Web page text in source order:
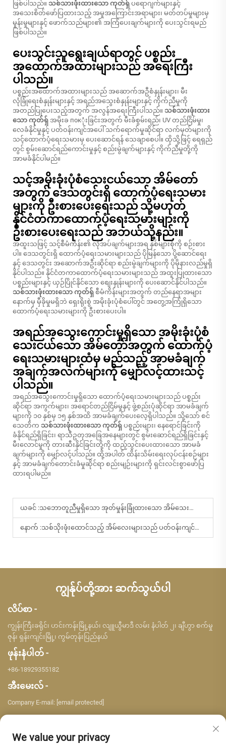
ဖြစ်ပါသည်။ သစ်သားဖုံးထားသော ကုတ်ရှ် ပရောဂျက်များနှင့်
အသေးစိတ်ဖော်ပြထားသည့် အမှုအကြောင်းအရာများ၊ မတ်တပ်မှုများမှ
မှုန်းမှုများနှင့် ဖောက်သည်များ၏ အကြံပေးချက်များကို ပေးသွင်းရမည်
ဖြစ်ပါသည်။
ပေးသွင်းသူရွေးချယ်ရာတွင် ပစ္စည်း
အထောက်အထားများသည် အရေးကြီး
ပါသည်။
ပစ္စည်းအထောက်အထားများသည် အဆောက်အဦစံနှုန်းများ၊ မီး
လုံခြုံရေးစံနှုန်းများနှင့် အရည်အသွေးစံနှုန်းများနှင့် ကိုက်ညီမှုကို
အတည်ပြုပေးသည့်အတွက် အလွန်အရေးကြီးပါသည်။ သစ်သားဖုံးထား
သော ကုတ်ရှ် အမိုးခ покုံးခြင်းအတွက် မီးခံစွမ်းရည်၊ UV တည်ငြိမ်မှု၊
လေခံနိုင်မှုနှင့် ပတ်ဝန်းကျင်အပေါ် သက်ရောက်မှုဆိုင်ရာ လက်မှတ်များကို
သင့်ထောက်ပံ့ရေးသမားမှ ပေးဆောင်ရန် သေချာစေပါ။ ထိုသို့ဖြင့် ရေရှည်
တွင် စွမ်းဆောင်ရည်ကောင်းမှုနှင့် စည်းမွဲချက်များနှင့် ကိုက်ညီမှုတို့ကို
အာမခံနိုင်ပါမည်။
သင့်အမိုးခုံးပုံစံသေးငယ်သော အိမ်တော်
အတွက် ဒေသတွင်းရှိ ထောက်ပံ့ရေးသမား
များကို ဦးစားပေးရေးသည် သို့မဟုတ်
နိုင်ငံတကာထောက်ပံ့ရေးသမားများကို
ဦးစားပေးရေးသည် အဘယ်သို့နည်း။
အထူးသဖြင့် သင့်စီမံကိန်း၏ လိုအပ်ချက်များအရ နှစ်များစုံကို စဉ်းစား
ပါ။ ဒေသတွင်းရှိ ထောက်ပံ့ရေးသမားများသည် ပိုမြန်သော ပို့ဆောင်ရေး
နှင့် ဒေသတွင်း အဆောက်အဦးဆိုင်ရာ စည်းမွဲချက်များကို ပိုမိုနားလည်မှုရှိ
နိုင်ပါသည်။ နိုင်ငံတကာထောက်ပံ့ရေးသမားများသည် အထူးပြုထားသော
ပစ္စည်းများနှင့် ယှဉ်ပြိုင်နိုင်သော စျေးနှုန်းများကို ပေးဆောင်နိုင်ပါသည်။
သစ်သားဖုံးထားသော ကုတ်ရှ် စီမံကိန်းများအတွက် တည်နေရာအများ
နောက်မှ မှီခိုမှုမရှိဘဲ ရှေးရိုးစွဲ အမိုးခုံးပုံစံပေါ်တွင် အတွေ့အကြုံရှိသော
ထောက်ပံ့ရေးသမားများကို ဦးစားပေးပါ။
အရည်အသွေးကောင်းမှုရှိသော အမိုးခုံးပုံစံ
သေးငယ်သော အိမ်တော်အတွက် ထောက်ပံ့
ရေးသမားများထံမှ မည်သည့် အာမခံချက်
အချက်အလက်များကို မျှော်လင့်ထားသင့်
ပါသည်။
အရည်အသွေးကောင်းမှုရှိသော ထောက်ပံ့ရေးသမားများသည် ပစ္စည်း
ဆိုင်ရာ အကွက်များ၊ အရောင်တည်ငြိမ်မှုနှင့် ဖွဲ့စည်းပုံဆိုင်ရာ အာမခံချက်
များကို ၁၀ နှစ်မှ ၁၅ နှစ်အထိ အာမခံချက်ပေးလေ့ရှိပါသည်။ သို့သော် စင်
သေတိက သစ်သားဖုံးထားသော ကုတ်ရှ် ပစ္စည်းများ၊ နေရောင်ခြင်းကို
ခံနိုင်ရည်ရှိခြင်း၊ ရာသီဥတုအခြေအနေများတွင် စွမ်းဆောင်ရည်ရှိခြင်းနှင့်
မီးလောင်မှုကို တားဆီးနိုင်ခြင်းတို့ကို ထည့်သွင်းပေးထားသော အာမခံ
ချက်များကို မျှော်လင့်ပါသည်။ ထို့အပါတ် ထိန်းသိမ်းရေးလုပ်ငန်းစဉ်များ
နှင့် အာမခံချက်တောင်းခံမှုဆိုင်ရာ စည်းမျဉ်းများကို ရှင်းလင်းစွာဖော်ပြ
ထားရပါမည်။
ယခင် :သဘောတူညီမှုရှိသော အုတ်မှုန်းခြုံထားသော အိမ်သေးလေးနှင့် ပတ်ဝန်းကျင်အမြင်အာရုံ
နောက် :သစ်သိုးဖုံးထောင်သည့် အိမ်လေးများသည် ပတ်ဝန်းကျင်ကို ဂရုစိုက်သည့် ခရီးသွားဧည့်သည်များကို မည်သို့ ဆွဲဆောင်နိုင်သနည်း
ကျွန်ုပ်တို့အား ဆက်သွယ်ပါ
လိပ်စာ -
ကျွန်းကြီးခရိုင်၊ ဟင်းကန်းမြို့နယ်၊ လျူယွီမာဒီ လမ်း နံပါတ် ၂၊ ချီဟွာ စက်မှု
ဇုန်၊ ရှန်းကျင်းမြို့၊ ကွမ်တုန်းပြည်နယ်
ဖုန်းနံပါတ် -
+86-18929355182
အီးမေးလ် -
Company E-mail: [email protected]
We value your privacy